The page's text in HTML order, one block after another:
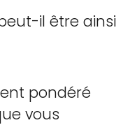
il être ainsi
pondéré
vous